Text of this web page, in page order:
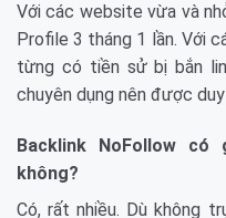
Với các website vừa và
Profile 3 tháng 1 lần. Với
từng có tiền sử bị bắn
chuyên dụng nên được
Backlink NoFollow
không?
Có, rất nhiều. Dù không